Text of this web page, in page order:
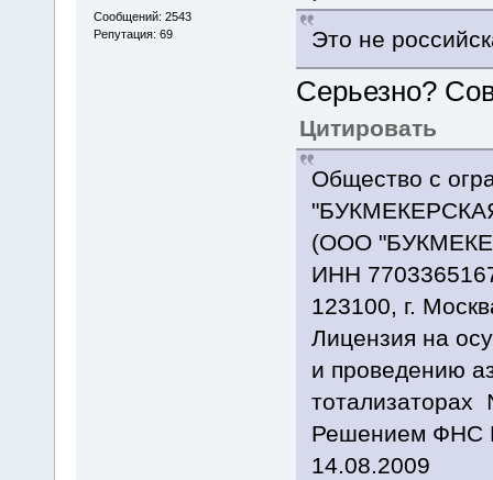
Сообщений: 2543
Репутация: 69
Это не
Серьезно?
Цитировать
Общество с
(ООО
ИНН
123100, г.
Лицензия на
и проведению
Решением ФНС
14.08.2009